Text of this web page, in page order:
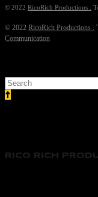
© 2022 RicoRich Productions .
© 2022 RicoRich Productions .
Communication
RICO RICH